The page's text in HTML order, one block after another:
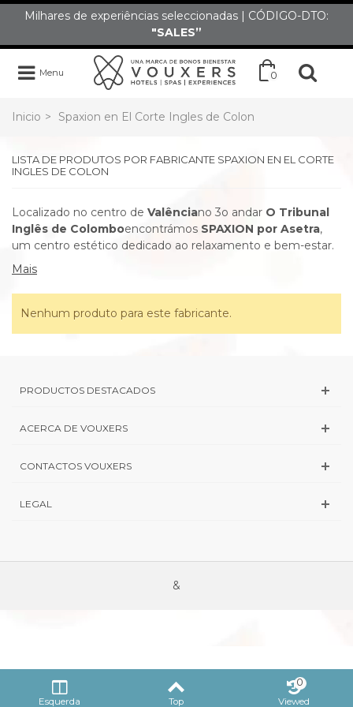
Milhares de experiências seleccionadas | CÓDIGO-DTO:
"SALES”
Menu 0
Inicio > Spaxion en El Corte Ingles de Colon
LISTA DE PRODUTOS POR FABRICANTE SPAXION EN EL CORTE
INGLES DE COLON
Localizado no centro de Valênciano 3o andar O Tribunal
Inglês de Colomboencontrámos SPAXION por Asetra,
um centro estético dedicado ao relaxamento e bem-estar.
Mais
Nenhum produto para este fabricante.
PRODUCTOS DESTACADOS
ACERCA DE VOUXERS
CONTACTOS VOUXERS
LEGAL
&
Esquerda Top Viewed
0